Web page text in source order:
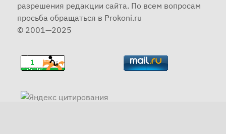
разрешения редакции сайта. По всем вопросам
просьба обращаться в Prokoni.ru
© 2001—2025